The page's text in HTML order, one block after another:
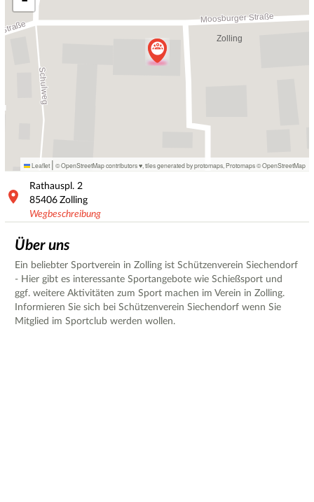
Leaflet | © OpenStreetMap contributors ♥, tiles generated by protomaps Protomaps©OpenStreetMap
Rathauspl. 2
85406 Zolling
Wegbeschreibung
Über uns
Ein beliebter Sportverein in Zolling ist Schützenverein Siechendorf
- Hier gibt es interessante Sportangebote wie Schießsport und
ggf. weitere Aktivitäten zum Sport machen im Verein in Zolling.
Informieren Sie sich bei Schützenverein Siechendorf wenn Sie
Mitglied im Sportclub werden wollen.